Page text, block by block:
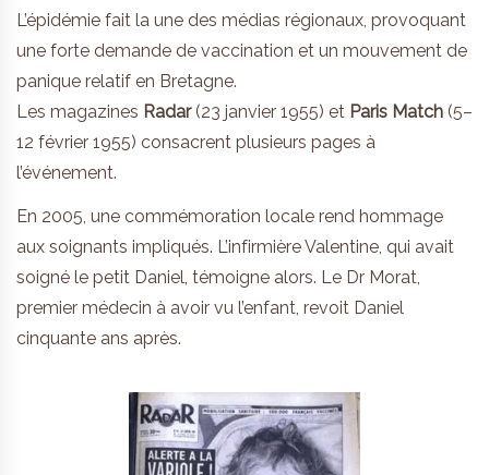
L’épidémie fait la une des médias régionaux, provoquant
une forte demande de vaccination et un mouvement de
panique relatif en Bretagne.
Les magazines Radar(23 janvier 1955) et Paris Match (5–
12 février 1955) consacrent plusieurs pages à
l’événement.
En 2005, une commémoration locale rend hommage
aux soignants impliqués. L’infirmière Valentine, qui avait
soigné le petit Daniel, témoigne alors. Le Dr Morat,
premier médecin à avoir vu l’enfant, revoit Daniel
cinquante ans après.